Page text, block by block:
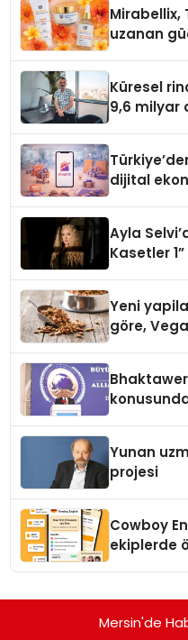
Mirabellix,
uzanan
Küresel
9,6 milyar
dijital
Ayla
Kasetler
Yeni
göre,
Yunan
projesi
Cowboy
ekiplerde
Mersin'de